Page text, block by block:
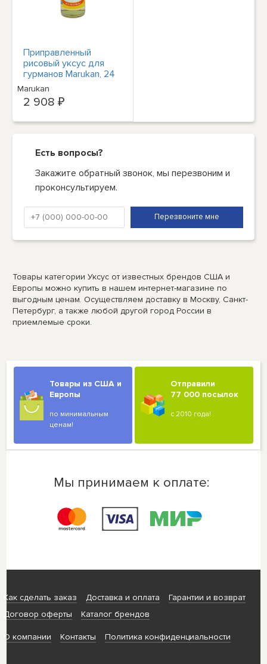
Приправленный
рисовый уксус для
гурманов Marukan, 24
жидких унции
(упаковка из 2 штук)
Marukan
2 908 ₽
Есть вопросы?
Закажите обратный звонок, мы перезвоним и
проконсультируем.
Товары категории Уксус от известных брендов США и
Европы можно купить в нашем интернет-магазине по
выгодным ценам. Осуществляем доставку в Москву, Санкт-
Петербург, а также любой другой город России в
приемлемые сроки.
Товары из США и
Европы
по минимальным
ценам!
Отправили
77 000 посылок
с 2010 года!
Мы принимаем к оплате:
Как сделать заказ Доставка и оплата
Гарантии и возврат
Договор оферты
Каталог брендов
О компании Контакты Политика конфиденциальности